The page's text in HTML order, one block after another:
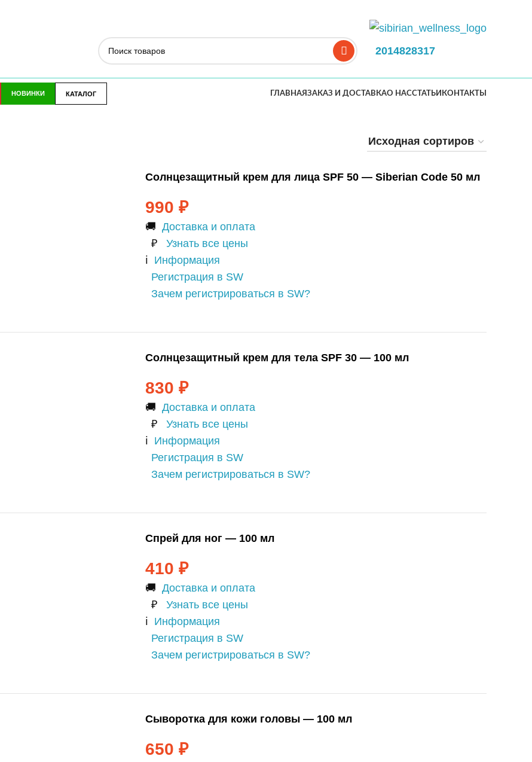
2014828317
НОВИНКИ КАТАЛОГ ГЛАВНАЯ ЗАКАЗ И ДОСТАВКАО НАССТАТЬИ КОНТАКТЫ
Солнцезащитный крем для лица SPF 50 — Siberian Code 50 мл
990 ₽
🚚 Доставка и оплата
₽ Узнать все цены
ℹ️ Информация
Регистрация в SW
Зачем регистрироваться в SW?
Солнцезащитный крем для тела SPF 30 — 100 мл
830 ₽
🚚 Доставка и оплата
₽ Узнать все цены
ℹ️ Информация
Регистрация в SW
Зачем регистрироваться в SW?
Спрей для ног — 100 мл
410 ₽
🚚 Доставка и оплата
₽ Узнать все цены
ℹ️ Информация
Регистрация в SW
Зачем регистрироваться в SW?
Сыворотка для кожи головы — 100 мл
650 ₽